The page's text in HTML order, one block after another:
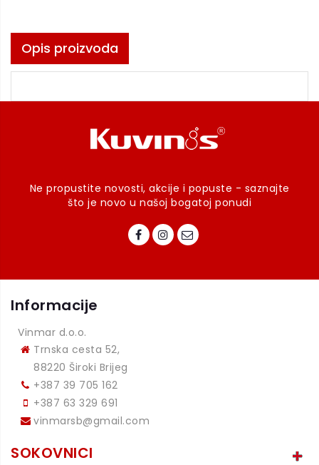
Opis proizvoda
Ne propustite novosti, akcije i popuste - saznajte
što je novo u našoj bogatoj ponudi
Informacije
Vinmar d.o.o.
Trnska cesta 52,
88220 Široki Brijeg
+387 39 705 162
+387 63 329 691
vinmarsb@gmail.com
SOKOVNICI